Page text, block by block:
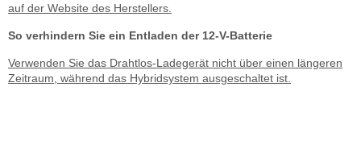
auf der Website des Herstellers.
So verhindern Sie ein Entladen der 12-V-Batterie
Verwenden Sie das Drahtlos-Ladegerät nicht über einen längeren
Zeitraum, während das Hybridsystem ausgeschaltet ist.